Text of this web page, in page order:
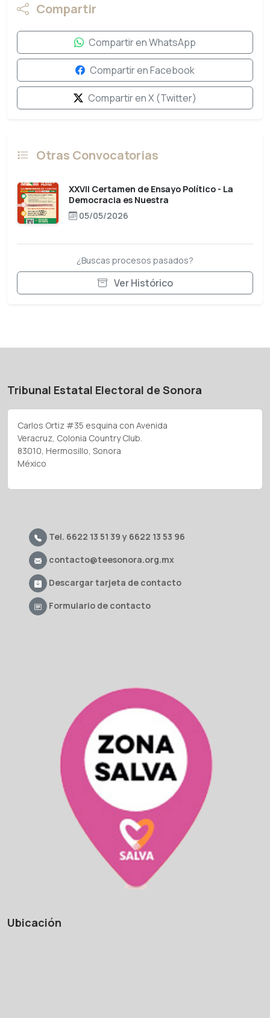
Compartir
Compartir en WhatsApp
Compartir en Facebook
Compartir en X (Twitter)
Otras Convocatorias
XXVII Certamen de Ensayo Político - La
Democracia es Nuestra
05/05/2026
¿Buscas procesos pasados?
Ver Histórico
Tribunal Estatal Electoral de Sonora
Carlos Ortiz #35 esquina con Avenida
Veracruz, Colonia Country Club.
83010, Hermosillo, Sonora
México
Tel. 6622 13 51 39 y 6622 13 53 96
contacto@teesonora.org.mx
Descargar tarjeta de contacto
Formulario de contacto
Ubicación